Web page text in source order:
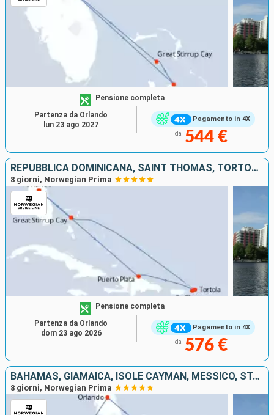
Pagamento in 4X
Pensione completa
da 544 €
Partenza da Orlando
lun 23 ago 2027
REPUBBLICA DOMINICANA, SAINT THOMAS, TORTOLA, BAHAMAS, STATI UNITI
8 giorni, Norwegian Prima
Pagamento in 4X
Pensione completa
da 576 €
Partenza da Orlando
dom 23 ago 2026
BAHAMAS, GIAMAICA, ISOLE CAYMAN, MESSICO, STATI UNITI
8 giorni, Norwegian Prima